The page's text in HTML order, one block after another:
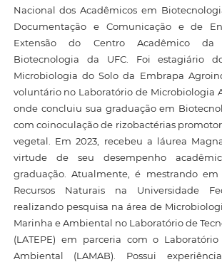
Nacional dos Acadêmicos em
Documentação e Comunicação e de
Extensão do Centro Acadêmico da
Biotecnologia da UFC. Foi estagiário
Microbiologia do Solo da Embrapa
voluntário no Laboratório de Microbiologia
onde concluiu sua graduação em
com coinoculação de rizobactérias
vegetal. Em 2023, recebeu a láurea
virtude de seu desempenho
graduação. Atualmente, é mestrando
Recursos Naturais na Universidade
realizando pesquisa na área de
Marinha e Ambiental no Laboratório de
(LATEPE) em parceria com o
Ambiental (LAMAB). Possui